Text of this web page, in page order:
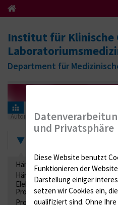
Institut für Klinische
Department für
Autoimmundiagnostik
AI (Spezielle
Zertifikate
Hämatologie / Anämie
Hämoglobinelektrophorese
Elektrolyte, Enzyme, Substrate,
Proteine
Proteine
Lipide / Lipoproteine
und Privatsphäre
Diese Website benutzt
Funktionieren der
Darstellung einiger
setzen wir Cookies ein,
qualifiziert sind. Ohne